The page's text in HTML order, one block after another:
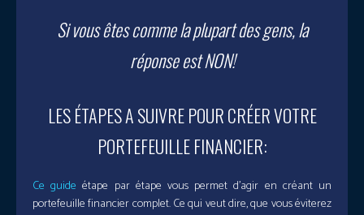
Si vous êtes comme la plupart des gens, la
réponse est NON!
LES ÉTAPES A SUIVRE POUR CRÉER VOTRE
PORTEFEUILLE FINANCIER:
Ce guide étape par étape vous permet d’agir en créant un
portefeuille financier complet. Ce qui veut dire, que vous éviterez